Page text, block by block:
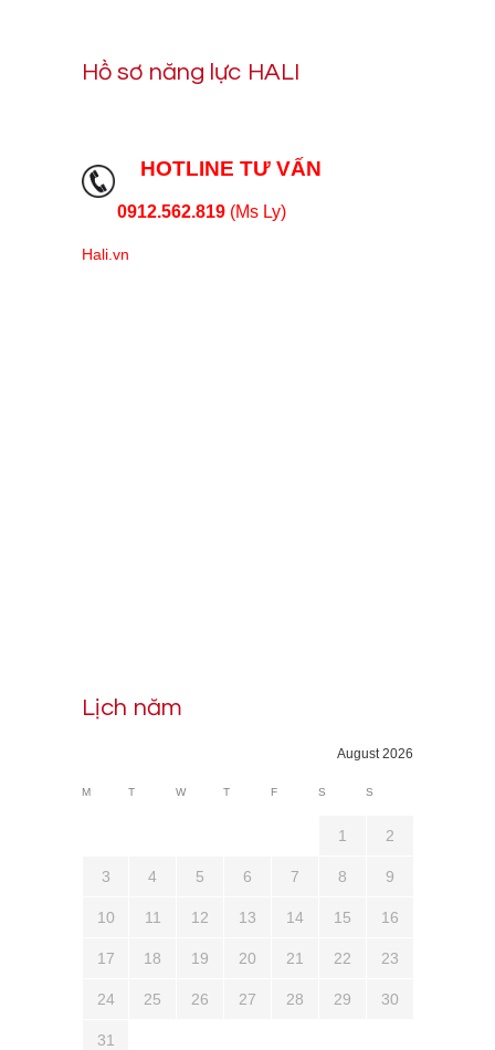
Hồ sơ năng lực HALI
HOTLINE TƯ VẤN
0912.562.819 (Ms Ly)
Hali.vn
Lịch năm
August 2026
M T W T F S S
1 2
3 4 5 6 7 8 9
10 11 12 13 14 15 16
17 18 19 20 21 22 23
24 25 26 27 28 29 30
31